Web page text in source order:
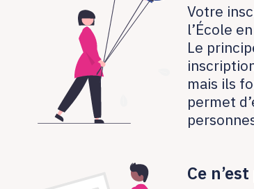
Votre
l’École
Le
mais ils
permet
Ce